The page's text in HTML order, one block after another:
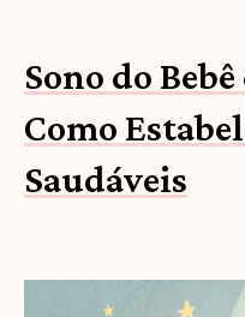
Sono do
Como
Saudáveis